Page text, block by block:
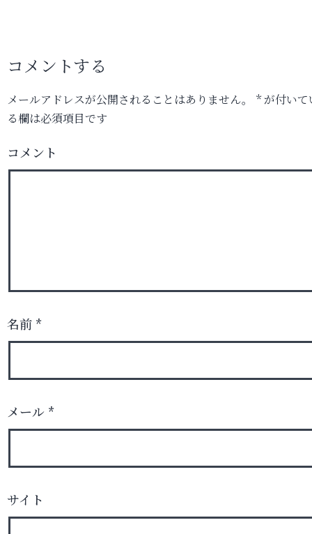
コメントする
メールアドレスが公開されることはありません。 *が付いて
る欄は必須項目です
コメント
名前 *
メール *
サイト